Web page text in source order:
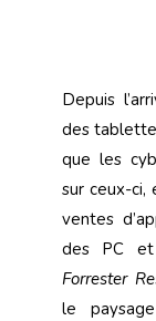
Depuis
des
que les
sur ceux-ci,
ventes
des PC et
Forrester
le